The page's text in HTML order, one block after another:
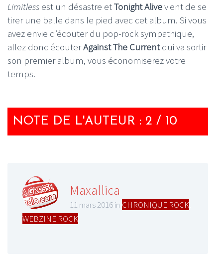
Limitless est un désastre etTonight Alivevient de se
tirer une balle dans le pied avec cet album. Si vous
avez envie d’écouter du pop-rock sympathique,
allez donc écouterAgainst The Currentqui va sortir
son premier album, vous économiserez votre
temps.
NOTE DE L'AUTEUR : 2 / 10
Maxallica
11 mars 2016 in CHRONIQUE ROCK
WEBZINE ROCK